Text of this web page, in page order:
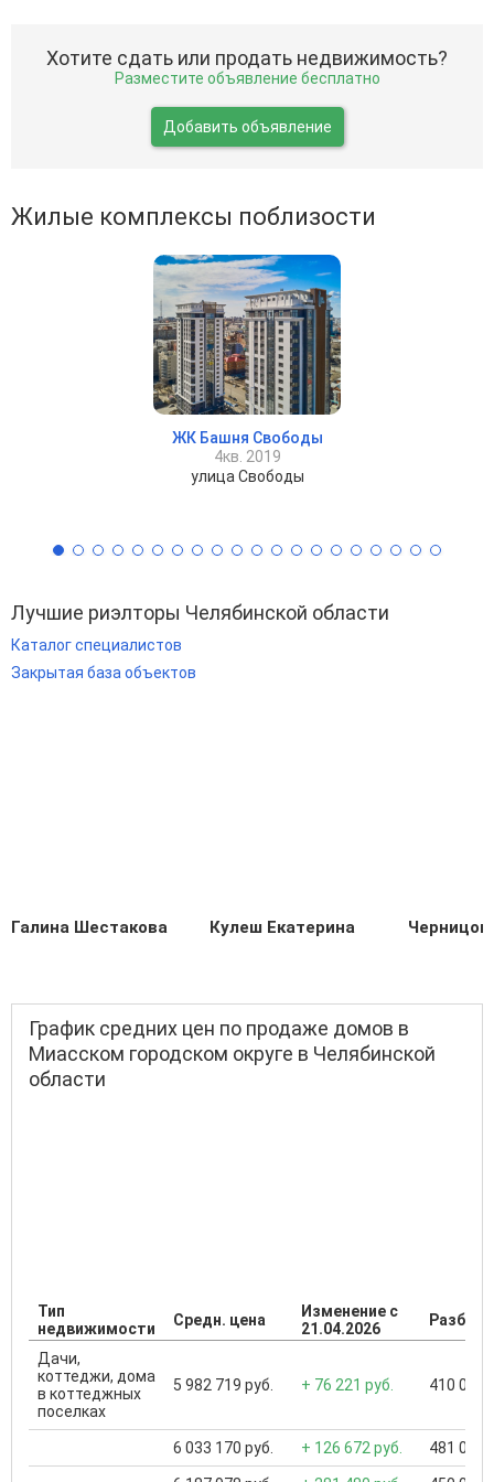
Хотите сдать или продать недвижимость?
Разместите объявление бесплатно
Добавить объявление
Жилые комплексы поблизости
ЖК Башня Свободы
4кв. 2019
улица Свободы
Лучшие риэлторы Челябинской области
Каталог специалистов
Закрытая база объектов
Галина Шестакова Кулеш Екатерина
График средних цен по продаже домов в
Миасском городском округе в Челябинской
области
Тип
недвижимости
Средн. цена
Изменение с
21.04.2026
Дачи,
коттеджи, дома
в коттеджных
поселках
5 982 719 руб. + 76 221 руб. 410 000
6 033 170 руб. + 126 672 руб. 481 000